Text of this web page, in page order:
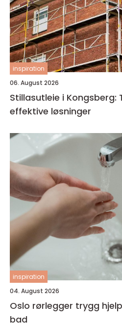
inspiration
06. August 2026
Stillasutleie i Kongsberg:
effektive løsninger
inspiration
04. August 2026
Oslo rørlegger trygg hjelp til vann, varme og
bad